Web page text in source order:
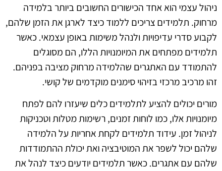
ניהול עצמי הוא אחד הכישורים החשובים ביותר בלמידה
מרחוק. תלמידים צריכים ללמוד כיצד לארגן את הזמן שלהם,
לקבוע סדרי עדיפויות ולנהל משימות באופן עצמאי. כאשר
תלמידים מפתחים את המיומנויות הללו, הם מסוגלים
להתמודד עם האתגרים שהלמידה מרחוק מציבה בפניהם.
זהו מרכיב מרכזי בזיהוי סימנים מוקדמים של קושי.
מורים יכולים להציע לתלמידים כלים שיעזרו להם לפתח
מיומנויות אלו, כמו לוחות זמנים, רשימות מטלות וטכניקות
לניהול זמן. עידוד תלמידים לקחת אחריות על הלמידה
שלהם יכול לשפר את המוטיבציה ואת יכולת ההתמודדות
שלהם עם אתגרים. כאשר תלמידים יודעים כיצד לנהל את